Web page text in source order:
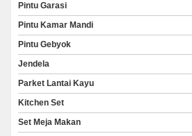
Pintu Garasi
Pintu Kamar Mandi
Pintu Gebyok
Jendela
Parket Lantai Kayu
Kitchen Set
Set Meja Makan